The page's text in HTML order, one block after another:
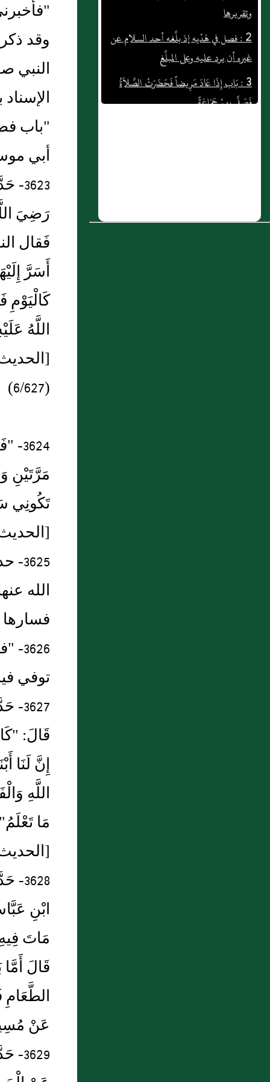
2 : فصل في هَدْيه إذ بلَّغه أحد السلام عن
غيره أن يرد عليه وعلى المبلِّغ
3 : بَاب إِذَا عَادَ مَرِيضاً فَحَضَرَتْ الصَّلاَةُ
فَصَلَّى بِهِمْ جَمَاعَةً
4 : باب ذكر كونه صلى الله عليه و سلم
وقد
النبي
"باب
أبي
رَضِيَ
فَقال
أَسَرَّ
اللَّهُ
[الحديث 3623 – أطرافه في: 3625، 3715،
(6/627)
مَرَّتَيْنِ
تَكُونِي
[الحديث 3624 – أطرافه في: 3626، 3716،
الله
توفي
قَالَ:
إِنَّ لَنَا
اللَّهِ
مَا
[الحديث 3627 – أطرافه في: 4294، 4430،
ابْنِ
مَاتَ
قَالَ
عَنْ